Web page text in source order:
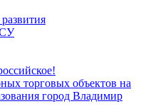
торговых объектов на
город Владимир